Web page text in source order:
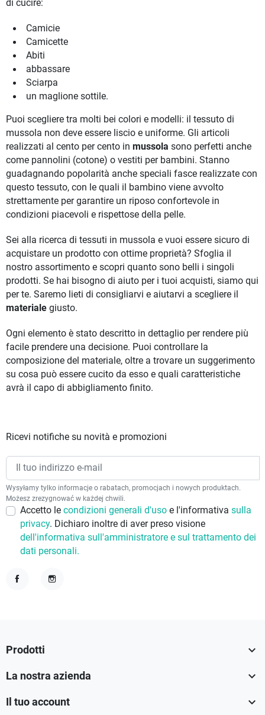
di cucire:
Camicie
Camicette
Abiti
abbassare
Sciarpa
un maglione sottile.
Puoi scegliere tra molti bei colori e modelli: il tessuto di
mussola non deve essere liscio e uniforme. Gli articoli
realizzati al cento per cento in mussola sono perfetti anche
come pannolini (cotone) o vestiti per bambini. Stanno
guadagnando popolarità anche speciali fasce realizzate con
questo tessuto, con le quali il bambino viene avvolto
strettamente per garantire un riposo confortevole in
condizioni piacevoli e rispettose della pelle.
Sei alla ricerca di tessuti in mussola e vuoi essere sicuro di
acquistare un prodotto con ottime proprietà? Sfoglia il
nostro assortimento e scopri quanto sono belli i singoli
prodotti. Se hai bisogno di aiuto per i tuoi acquisti, siamo qui
per te. Saremo lieti di consigliarvi e aiutarvi a scegliere il
materiale giusto.
Ogni elemento è stato descritto in dettaglio per rendere più
facile prendere una decisione. Puoi controllare la
composizione del materiale, oltre a trovare un suggerimento
su cosa può essere cucito da esso e quali caratteristiche
avrà il capo di abbigliamento finito.
Ricevi notifiche su novità e promozioni
Wysyłamy tylko informacje o rabatach, promocjach i nowych produktach.
Możesz zrezygnować w każdej chwili.
Accetto le condizioni generali d'uso e l'informativa sulla
privacy. Dichiaro inoltre di aver preso visione
dell'informativa sull'amministratore e sul trattamento dei
dati personali.
Prodotti 
La nostra azienda 
Il tuo account 